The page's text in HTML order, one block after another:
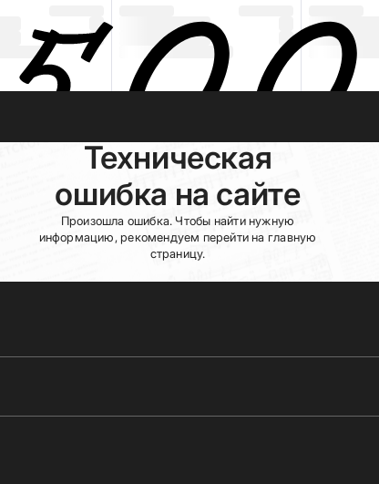
Техническая
ошибка на сайте
Произошла ошибка. Чтобы найти нужную
информацию, рекомендуем перейти на главную
страницу.